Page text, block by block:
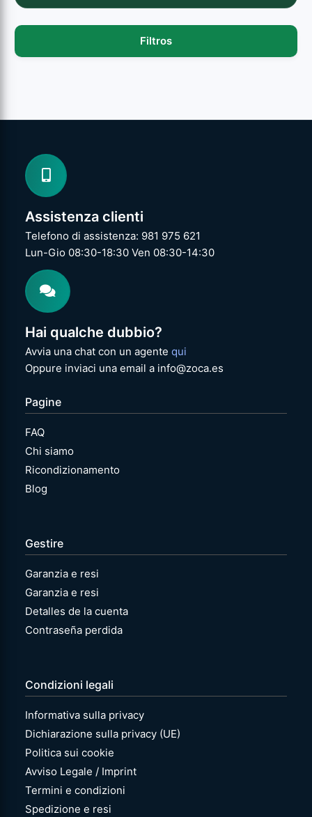
Filtros
Assistenza clienti
Telefono di assistenza: 981 975 621
Lun-Gio 08:30-18:30 Ven 08:30-14:30
Hai qualche dubbio?
Avvia una chat con un agentequi
Oppure inviaci una email a info@zoca.es
Pagine
FAQ
Chi siamo
Ricondizionamento
Blog
Gestire
Garanzia e resi
Garanzia e resi
Detalles de la cuenta
Contraseña perdida
Condizioni legali
Informativa sulla privacy
Dichiarazione sulla privacy (UE)
Politica sui cookie
Avviso Legale / Imprint
Termini e condizioni
Spedizione e resi